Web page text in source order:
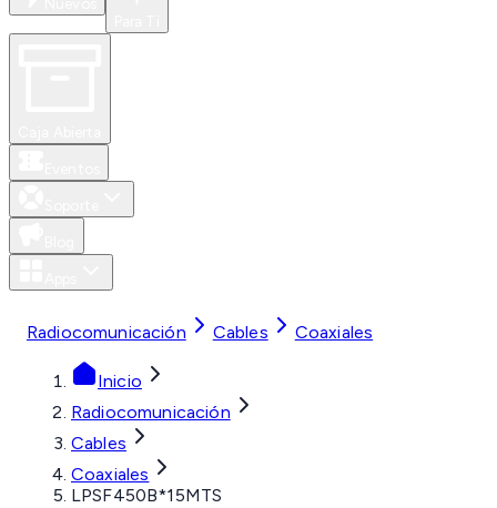
Radiocomunicación
Cables Coaxiales
Inicio
Radiocomunicación
Cables
Coaxiales
LPSF450B*15MTS